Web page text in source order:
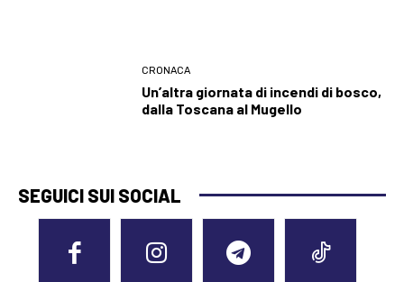
CRONACA
Un’altra giornata di incendi di bosco,
dalla Toscana al Mugello
SEGUICI SUI SOCIAL